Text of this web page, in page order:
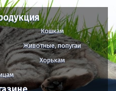
Кошкам
Животные, попугаи
Хорькам